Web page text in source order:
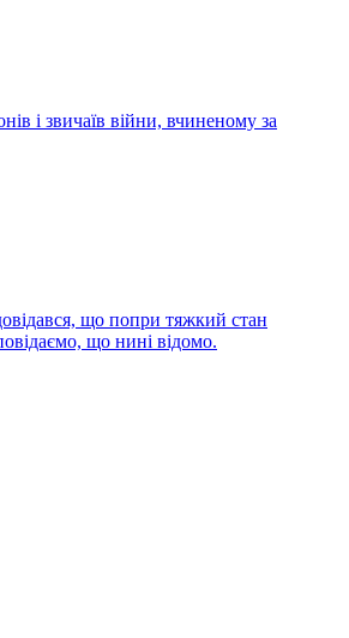
і звичаїв війни, вчиненому за
що попри тяжкий стан
що нині відомо.